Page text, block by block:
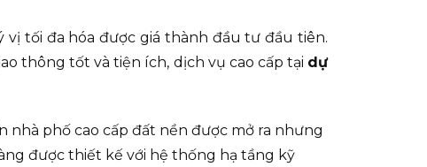
tối đa hóa được giá thành đầu tư đầu tiên.
thông tốt và tiện ích, dịch vụ cao cấp tại dự
nhà phố cao cấp đất nền được mở ra nhưng
được thiết kế với hệ thống hạ tầng kỹ